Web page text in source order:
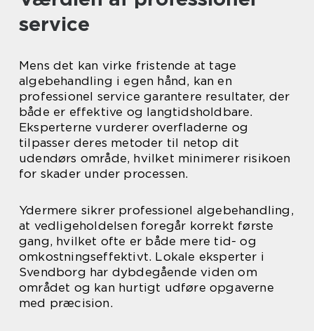
service
Mens det kan virke fristende at tage
algebehandling i egen hånd, kan en
professionel service garantere resultater, der
både er effektive og langtidsholdbare.
Eksperterne vurderer overfladerne og
tilpasser deres metoder til netop dit
udendørs område, hvilket minimerer risikoen
for skader under processen.
Ydermere sikrer professionel algebehandling,
at vedligeholdelsen foregår korrekt første
gang, hvilket ofte er både mere tid- og
omkostningseffektivt. Lokale eksperter i
Svendborg har dybdegående viden om
området og kan hurtigt udføre opgaverne
med præcision.